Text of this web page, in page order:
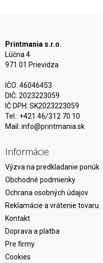
Printmania s.r.o.
Lúčna 4
971 01 Prievidza
IČO: 46046453
DIČ: 2023223059
IČ DPH: SK2023223059
Tel.: +421 46/312 70 10
Mail: info@printmania.sk
Informácie
Výzva na predkladanie ponúk
Obchodné podmienky
Ochrana osobných údajov
Reklamácie a vrátenie tovaru
Kontakt
Doprava a platba
Pre firmy
Cookies